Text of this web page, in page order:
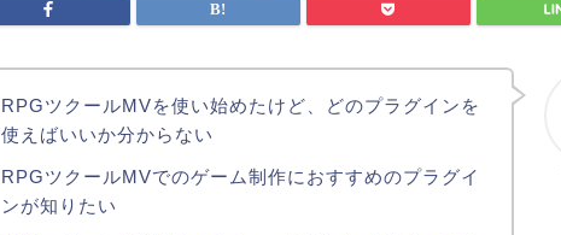
RPGツクールMVを使い始めたけど、どのプラグインを
使えばいいか分からない
RPGツクールMVでのゲーム制作におすすめのプラグイ
ンが知りたい